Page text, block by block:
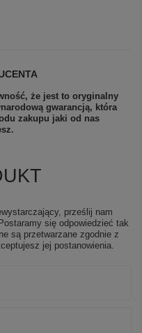
że jest to oryginalny
gwarancją, która
zakupu jaki od nas
prześlij nam
się odpowiedzieć tak
są przetwarzane zgodnie z
jej postanowienia.